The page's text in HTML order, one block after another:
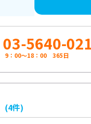
03-5640-
9：00～18：00 365日
(4件)